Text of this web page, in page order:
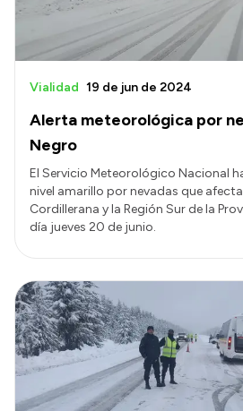
Alerta meteorológica por
Negro
Vialidad 19 de jun de 2024
El Servicio Meteorológico Nacional
nivel amarillo por nevadas que
Cordillerana y la Región Sur de la
día jueves 20 de junio.